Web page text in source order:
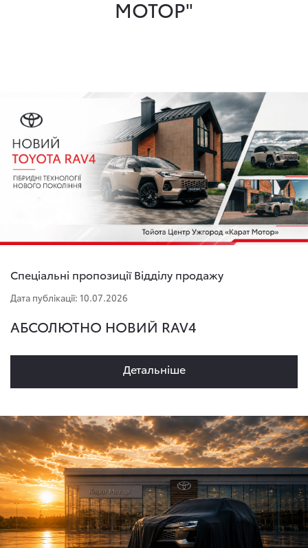
МОТОР"
Спеціальні пропозиції Відділу продажу
Дата публікації: 10.07.2026
АБСОЛЮТНО НОВИЙ RAV4
Детальнiше